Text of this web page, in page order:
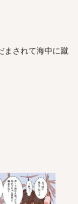
まされて海中に蹴